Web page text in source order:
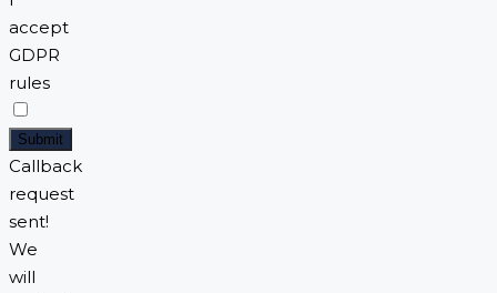
accept
GDPR
rules
Submit
Callback
request
sent!
We
will